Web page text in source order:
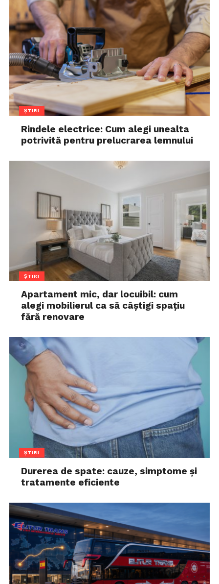
ȘTIRI
Rindele electrice: Cum alegi unealta
potrivită pentru prelucrarea lemnului
ȘTIRI
Apartament mic, dar locuibil: cum
alegi mobilierul ca să câștigi spațiu
fără renovare
ȘTIRI
Durerea de spate: cauze, simptome și
tratamente eficiente